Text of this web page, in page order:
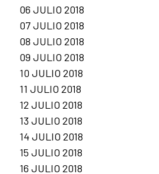
06 JULIO 2018
07 JULIO 2018
08 JULIO 2018
09 JULIO 2018
10 JULIO 2018
11 JULIO 2018
12 JULIO 2018
13 JULIO 2018
14 JULIO 2018
15 JULIO 2018
16 JULIO 2018